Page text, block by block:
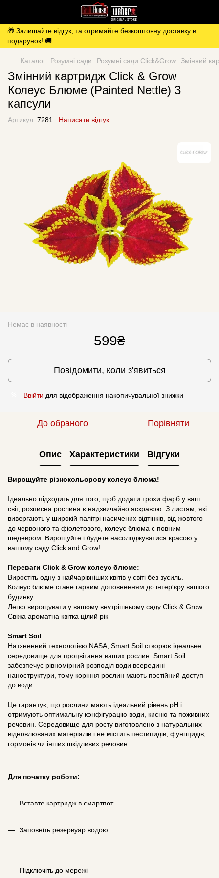
🎁 Залишайте відгук, та отримайте безкоштовну доставку в
подарунок! 🚚
Каталог Розумні сади Розумні сади Click&Grow Змінний
Змінний картридж Click & Grow
Колеус Блюме (Painted Nettle) 3
капсули
Артикул: 7281 Написати відгук
Немає в наявності
599₴
Повідомити, коли з'явиться
Ввійти для відображення накопичувальної знижки
До обраного Порівняти
Опис Характеристики Відгуки
Вирощуйте різнокольорову колеус блюма!
Ідеально підходить для того, щоб додати трохи фарб у ваш
світ, розписна рослина є надзвичайно яскравою. З листям, які
вивергають у широкій палітрі насичених відтінків, від жовтого
до червоного та фіолетового, колеус блюма є повним
шедевром. Вирощуйте і будете насолоджуватися красою у
вашому саду Click and Grow!
Переваги Click & Grow колеус блюме:
Виростіть одну з найчарівніших квітів у світі без зусиль.
Колеус блюме стане гарним доповненням до інтер'єру вашого
будинку.
Легко вирощувати у вашому внутрішньому саду Click & Grow.
Свіжа ароматна квітка цілий рік.
Smart Soil
Натхненний технологією NASA, Smart Soil створює ідеальне
середовище для процвітання ваших рослин. Smart Soil
забезпечує рівномірний розподіл води всередині
наноструктури, тому коріння рослин мають постійний доступ
до води.
Це гарантує, що рослини мають ідеальний рівень pH і
отримують оптимальну конфігурацію води, кисню та поживних
речовин. Середовище для росту виготовлено з натуральних
відновлюваних матеріалів і не містить пестицидів, фунгіцидів,
гормонів чи інших шкідливих речовин.
Для початку роботи:
Вставте картридж в смартпот
Заповніть резервуар водою
Підключіть до мережі